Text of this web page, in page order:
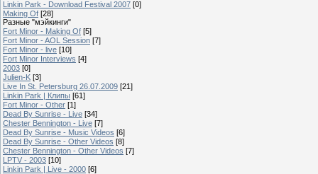
Linkin Park - Download Festival 2007 [0]
Making Of [28]
Разные "мэйкинги"
Fort Minor - Making Of [5]
Fort Minor - AOL Session [7]
Fort Minor - live [10]
Fort Minor Interviews [4]
2003 [0]
Julien-K [3]
Live In St. Petersburg 26.07.2009 [21]
Linkin Park | Клипы [61]
Fort Minor - Other [1]
Dead By Sunrise - Live [34]
Chester Bennington - Live [7]
Dead By Sunrise - Music Videos [6]
Dead By Sunrise - Other Videos [8]
Chester Bennington - Other Videos [7]
LPTV - 2003 [10]
Linkin Park | Live - 2000 [6]